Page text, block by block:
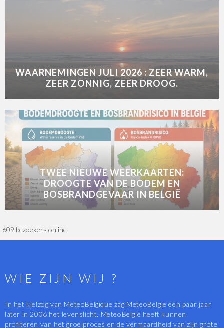
WAARNEMINGEN JULI 2026 : ZEER WARM,
ZEER ZONNIG, ZEER DROOG.
TWEE NIEUWE WEERKAARTEN:
DROOGTE VAN DE BODEM EN
BOSBRANDGEVAAR IN BELGIË
609 bezoekers online
WIE ZIJN WIJ ?
In het kielzog van MeteoBelgique zag MeteoBelgië een paar jaar
later in 2006 het levenslicht. MeteoBelgië heeft kunnen
profiteren van het groeiproces en de vermaardheid van zijn grote